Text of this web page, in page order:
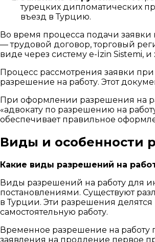
турецких дипломатических
въезд в Турцию.
Во время процесса подачи
— трудовой договор, торговый
виде через систему e-İzin Sistemi,
Процесс рассмотрения заявки
разрешение на работу. Этот
При оформлении разрешения на
«адвокату по разрешению на
обеспечивает правильное
Виды и особенности
Какие виды разрешений на
Виды разрешений на работу для
постановлениями. Существуют
в Турции. Эти разрешения
самостоятельную работу.
Временное разрешение на работу
заявления на продление первое